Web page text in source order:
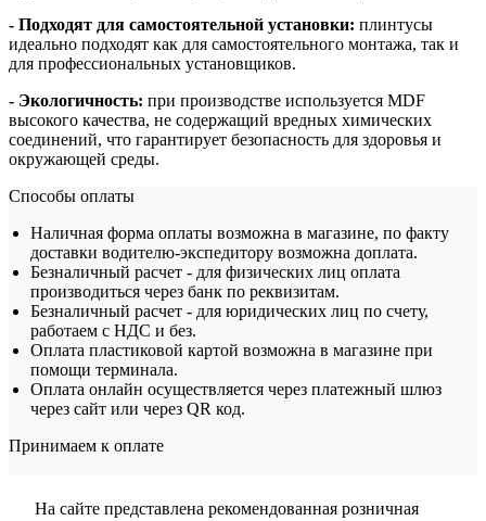
- Подходят для самостоятельной установки: плинтусы
идеально подходят как для самостоятельного монтажа, так и
для профессиональных установщиков.
- Экологичность: при производстве используется MDF
высокого качества, не содержащий вредных химических
соединений, что гарантирует безопасность для здоровья и
окружающей среды.
Способы оплаты
Наличная форма оплаты возможна в магазине, по факту
доставки водителю-экспедитору возможна доплата.
Безналичный расчет - для физических лиц оплата
производиться через банк по реквизитам.
Безналичный расчет - для юридических лиц по счету,
работаем с НДС и без.
Оплата пластиковой картой возможна в магазине при
помощи терминала.
Оплата онлайн осуществляется через платежный шлюз
через сайт или через QR код.
Принимаем к оплате
На сайте представлена рекомендованная розничная